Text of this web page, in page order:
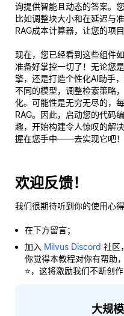
询提供智能且动态的答案。
比如调整块大小和在延迟与
RAG成本计算器，让您的项
现在，您已经看到这些组件
准备好掌控一切了！无论您
擎，还是打造个性化AI助手
不同的模型，调整检索策略
化。可能性是无穷无尽的，
RAG。因此，启动您的代码
趣，开始构建令人惊叹的解
握在您手中——去实现它吧
欢迎反馈！
我们很期待听到你的使用心
在下方留言；
加入 Milvus Discord 社区
你觉得本教程对你有帮助
⭐，这将激励我们不断创
大规